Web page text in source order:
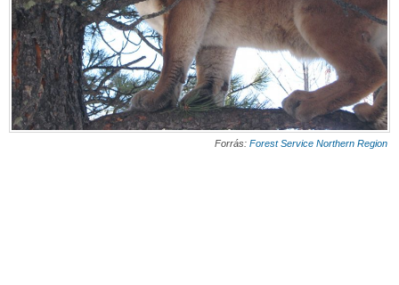
Forrás: Forest Service Northern Region